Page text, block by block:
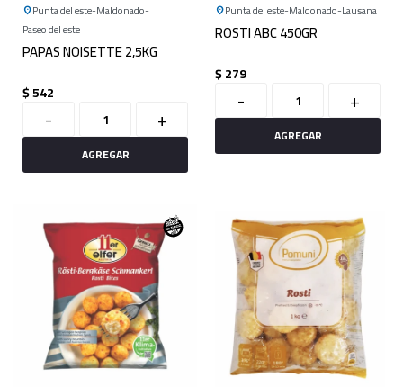
Punta del este Maldonado
Paseo del este
PAPAS NOISETTE 2,5KG
$542
- +
Punta del este Maldonado Lausana
ROSTI ABC 450GR
$279
- +